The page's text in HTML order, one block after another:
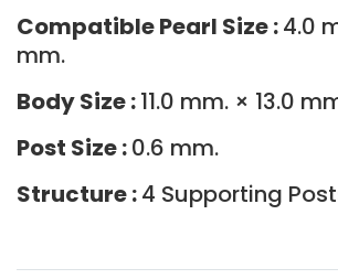
Compatible Pearl Size :4.0
mm.
Body Size :11.0 mm. × 13.0
Post Size :0.6 mm.
Structure :4 Supporting